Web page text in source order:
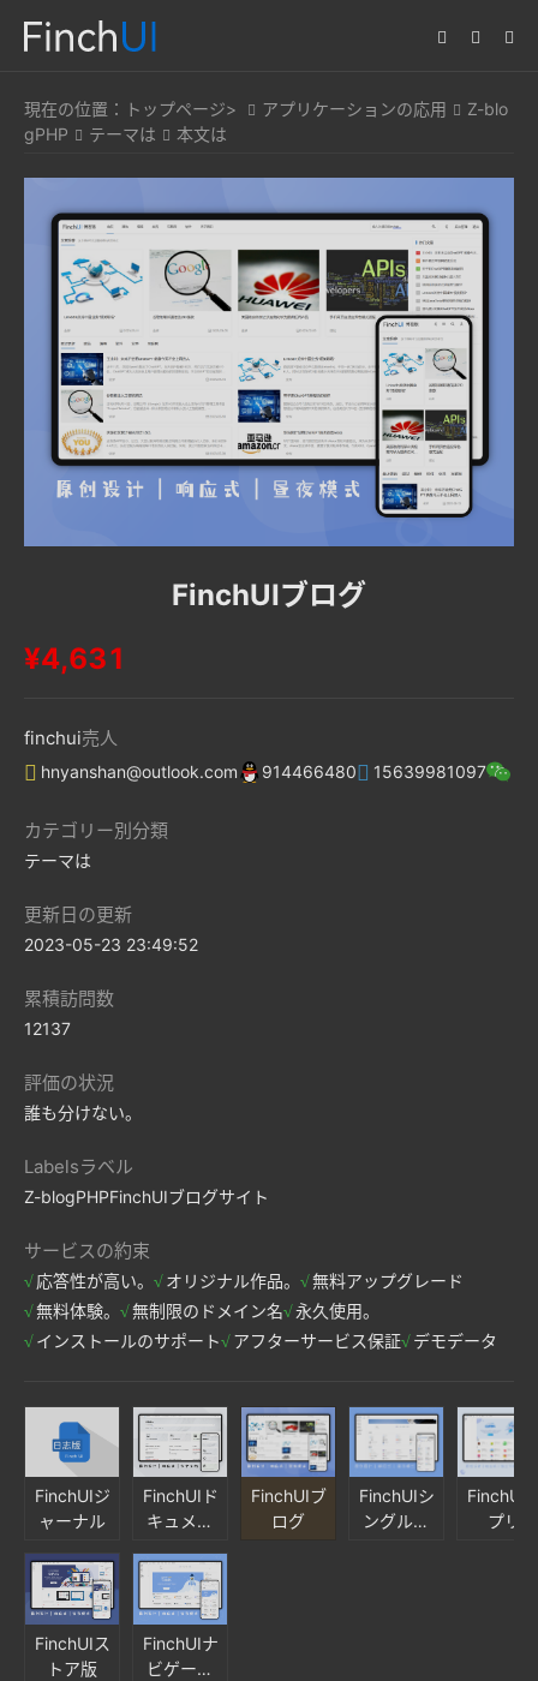
現在の位置： トップページ> アプリケーションの応用
Z-blo
gPHP
テーマは 本文は
FinchUIブログ
¥4,631
finchui売人
hnyanshan@outlook.com 914466480 15639981097
カテゴリー別分類
テーマは
更新日の更新
2023-05-23 23:49:52
累積訪問数
12137
評価の状況
誰も分けない。
Labelsラベル
Z-blogPHPFinchUIブログサイト
サービスの約束
応答性が高い。 オリジナル作品。
無料アップグレード
無料体験。
無制限のドメイン名
永久使用。
インストールのサポート
アフターサービス保証 デモデータ
FinchUIジ
ャーナル
FinchUIド
キュメン
FinchUIブ
ログ
FinchUIシ
ングルペ
FinchUI
プリ
FinchUIス
トア版
FinchUIナ
ビゲーシ